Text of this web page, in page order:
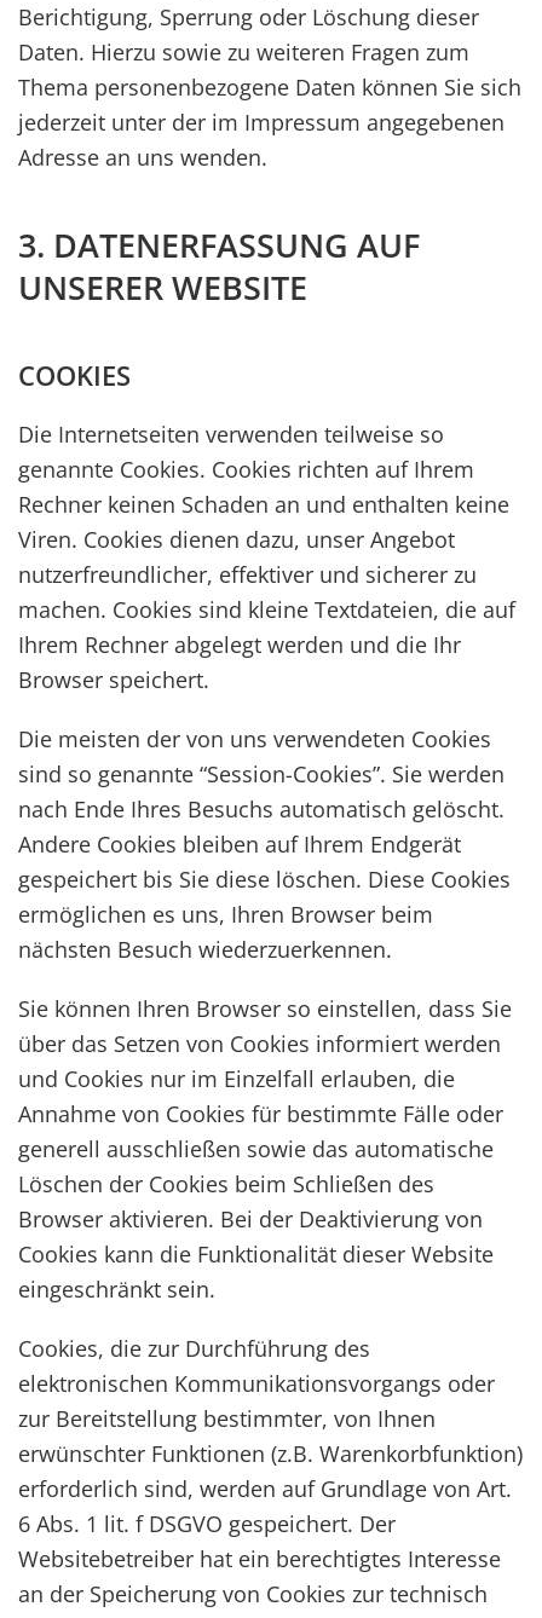
Berichtigung, Sperrung oder Löschung dieser
Daten. Hierzu sowie zu weiteren Fragen zum
Thema personenbezogene Daten können Sie sich
jederzeit unter der im Impressum angegebenen
Adresse an uns wenden.
3. DATENERFASSUNG AUF
UNSERER WEBSITE
COOKIES
Die Internetseiten verwenden teilweise so
genannte Cookies. Cookies richten auf Ihrem
Rechner keinen Schaden an und enthalten keine
Viren. Cookies dienen dazu, unser Angebot
nutzerfreundlicher, effektiver und sicherer zu
machen. Cookies sind kleine Textdateien, die auf
Ihrem Rechner abgelegt werden und die Ihr
Browser speichert.
Die meisten der von uns verwendeten Cookies
sind so genannte “Session-Cookies”. Sie werden
nach Ende Ihres Besuchs automatisch gelöscht.
Andere Cookies bleiben auf Ihrem Endgerät
gespeichert bis Sie diese löschen. Diese Cookies
ermöglichen es uns, Ihren Browser beim
nächsten Besuch wiederzuerkennen.
Sie können Ihren Browser so einstellen, dass Sie
über das Setzen von Cookies informiert werden
und Cookies nur im Einzelfall erlauben, die
Annahme von Cookies für bestimmte Fälle oder
generell ausschließen sowie das automatische
Löschen der Cookies beim Schließen des
Browser aktivieren. Bei der Deaktivierung von
Cookies kann die Funktionalität dieser Website
eingeschränkt sein.
Cookies, die zur Durchführung des
elektronischen Kommunikationsvorgangs oder
zur Bereitstellung bestimmter, von Ihnen
erwünschter Funktionen (z.B. Warenkorbfunktion)
erforderlich sind, werden auf Grundlage von Art.
6 Abs. 1 lit. f DSGVO gespeichert. Der
Websitebetreiber hat ein berechtigtes Interesse
an der Speicherung von Cookies zur technisch